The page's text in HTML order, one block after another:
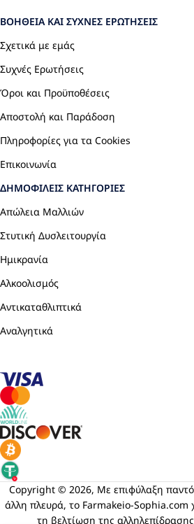
ΒΟΉΘΕΙΑ ΚΑΙ ΣΥΧΝΈΣ ΕΡΩΤΉΣΕΙΣ
Σχετικά με εμάς
Συχνές Ερωτήσεις
Όροι και Προϋποθέσεις
Αποστολή και Παράδοση
Πληροφορίες για τα Cookies
Επικοινωνία
ΔΗΜΟΦΙΛΕΊΣ ΚΑΤΗΓΟΡΊΕΣ
Απώλεια Μαλλιών
Στυτική Δυσλειτουργία
Ημικρανία
Αλκοολισμός
Αντικαταθλιπτικά
Αναλγητικά
Copyright © 2026, Με επιφύλαξη
άλλη πλευρά, το Farmakeio-Sophia.com
τη βελτίωση της